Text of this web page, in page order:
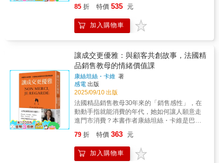
Canter）
CEO和高階主管層面重建行銷，正確地講，
詞，即Marketing = Market＋ing，表達市場競
爭的一切或者管理商業在動態市場中相關變數
的實踐學科。增長，才是企業行銷的首要目
的，也恰恰是行銷這門學科所擅長的課題。│讚
譽書評│科特勒對市場行銷的增長定義，在這本
新書中得到充分揭示，這是一本市場行銷戰略
的集大成之作。──大衛·愛德曼（David C.
Edelman），前麥肯錫數位部門（McKinsey
Digital）領導人市場行銷可以驅動戰略，可以驅
動競爭，可以驅動組織，這是市場學派對戰略
的革命。——（韓）申明澈 MCM 集團行政發
展負責人，KingsBay 資本聯合創始人 科特勒
和他的合夥人們把CEO層面的行銷集合成這本
新作，值得每一位關心業務增長的CEO閱讀。
——（美）艾拉．考夫曼（Ira Kaufman）
Entwine Digital公司總裁，西北大學Kellogg商
網羅最多用戶，進而把這些用戶變現為帶來經
司，數位產品或實體產品，都將從本書學
到：》如何開發一款能夠自己賣到翻的產
品？》如何在公司內部打造專門的成長團
大戶？》如何讓用戶不斷續訂、為你推薦，打
造無限的成長循環？》非軟體產業該如何善用
產品驅動成長策略？本書是打造矽谷獨角獸的
實用手冊，更是讓你的公司飆速成長的經典密
碼！
單？✦✧✦↑電商營運一定都會遇到這樣的困境↑
當業務走到成長關鍵期，行銷管道倍增、素材
不缺、報表資料豐富，但「訊號太多、方向太
缺的不再是數據，而是看著密密麻麻的圖表，
卻無從下手。本書從行銷人、電商營運者、品
牌經理的角度出發，教你活用新世代的行銷工
具 - Google Looker Studio 搭配各式 AI 工具，
解決數據氾濫時代面對的痛點，帶你跨過數位
行銷的轉型之路！◤資料太多，卻無從下手？
◢每天盯著 Excel、GA4、後台報表的廣告數
據，卻覺得零散難整合？讓 Looker Studio 幫你
串接多種資料來源並統一視覺化。本書手把手
帶你從零打造專屬行銷儀表板，告別多開分
讀不了？◢你不是沒數據，而是看著複雜圖表
不知所措。本書不只教操作，更用行銷人的語
85 折 特價 535 元
加入購物車
讓成交更優雅：與顧客共創故事，法國精
品銷售教母的情緒價值課
康絲坦絲・卡維 著
感電 出版
2025/09/10 出版
法國精品銷售教母30年來的「銷售感性」，在
動動手指就能消費的年代，她如何讓人願意走
進門市消費？本書作者康絲坦絲・卡維是巴黎
Dior、Cartier、Chanel、LV等品牌的顧問與講
師，30年來協助超過50家精品牌打造溫柔且有
力量的前線團隊。出身法國銀器與葡萄酒貿易
79 折 特價 363 元
加入購物車